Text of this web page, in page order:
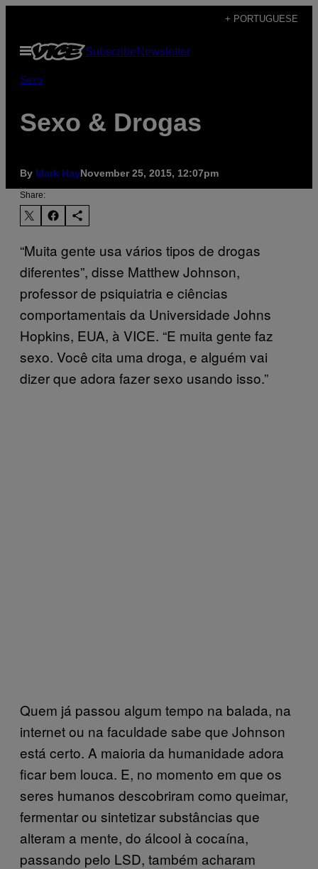
content
+ PORTUGUESE
Open
Menu
SubscribeNewsletter
Sexo
Sexo & Drogas
By Mark HayNovember 25, 2015, 12:07pm
Share:
“Muita gente usa vários tipos de drogas
diferentes”, disse Matthew Johnson,
professor de psiquiatria e ciências
comportamentais da Universidade Johns
Hopkins, EUA, à VICE. “E muita gente faz
sexo. Você cita uma droga, e alguém vai
dizer que adora fazer sexo usando isso.”
Quem já passou algum tempo na balada, na
internet ou na faculdade sabe que Johnson
está certo. A maioria da humanidade adora
ficar bem louca. E, no momento em que os
seres humanos descobriram como queimar,
fermentar ou sintetizar substâncias que
alteram a mente, do álcool à cocaína,
passando pelo LSD, também acharam